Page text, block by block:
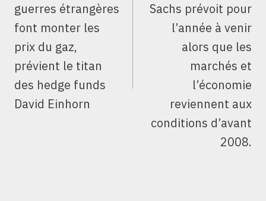
guerres étrangères
font monter les
prix du gaz,
prévient le titan
des hedge funds
David Einhorn
Sachs prévoit pour
l’année à venir
alors que les
marchés et
l’économie
reviennent aux
conditions d’avant
2008.